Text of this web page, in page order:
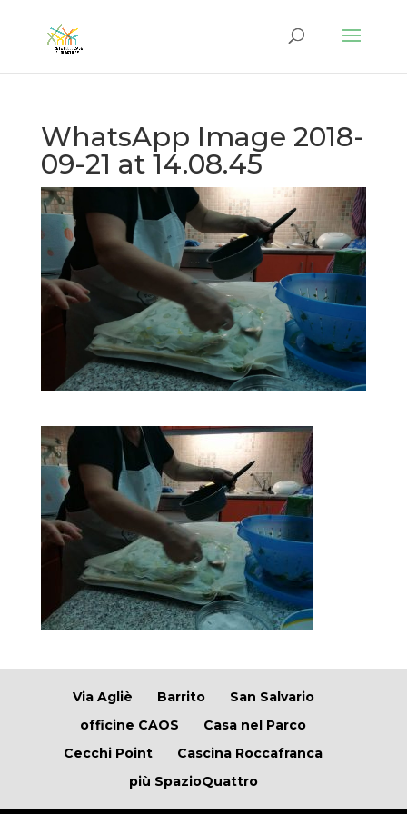
WhatsApp Image 2018-
09-21 at 14.08.45
Via Agliè Barrito
San Salvario
officine CAOS
Casa nel Parco
Cecchi Point
Cascina Roccafranca
più SpazioQuattro